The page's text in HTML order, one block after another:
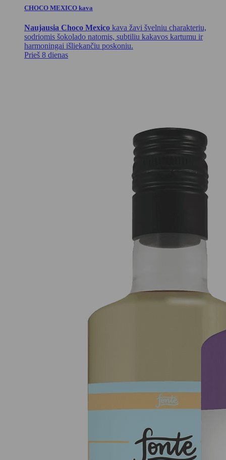
CHOCO MEXICO kava
Naujausia Choco Mexico kava žavi švelniu charakteriu,
sodriomis šokolado natomis, subtiliu kakavos kartumu ir
harmoningai išliekančiu poskoniu.
Prieš 8 dienas